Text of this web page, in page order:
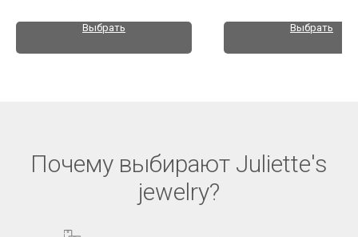
Выбрать Выбрать
Почему выбирают Juliette's
jewelry?